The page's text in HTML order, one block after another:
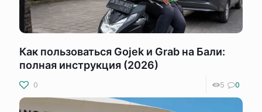
Как пользоваться Gojek и Grab на Бали:
полная инструкция (2026)
0 5 0